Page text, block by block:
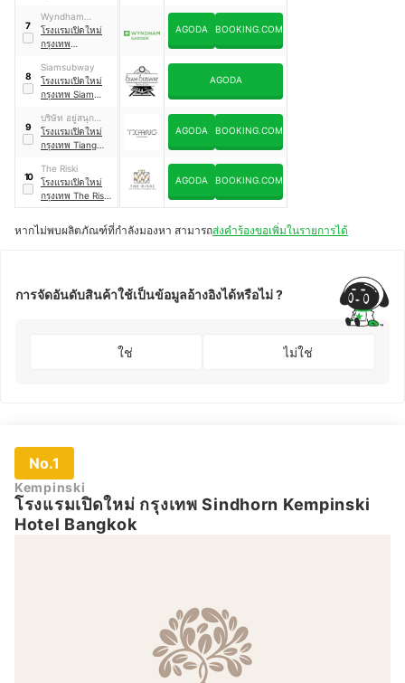
22
7
Wyndham
Garden
โรงแรมเปิดใหม่
กรุงเทพ
Garden Bangkok
Sukhumvit 42
AGODA BOOKING.COM
8
Siamsubway
โรงแรมเปิดใหม่
กรุงเทพ Siam
and Cafe
AGODA
9
บริษัท อยู่สนุก
จำกัด
โรงแรมเปิดใหม่
กรุงเทพ Tiang
AGODA BOOKING.COM
10
The Riski
โรงแรมเปิดใหม่
กรุงเทพ The Riski
Hotel
AGODA BOOKING.COM
หากไม่พบผลิตภัณฑ์ที่กำลังมองหา สามารถส่งคำร้องขอเพิ่มในรายการได้
การจัดอันดับสินค้าใช้เป็นข้อมูลอ้างอิงได้หรือไม่ ?
ใช่ ไม่ใช่
No.1
Kempinski
โรงแรมเปิดใหม่ กรุงเทพ Sindhorn Kempinski
Hotel Bangkok